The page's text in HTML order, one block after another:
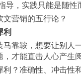
导，实践只能是随性
文营销的五行论？
利
才能直击人心产生